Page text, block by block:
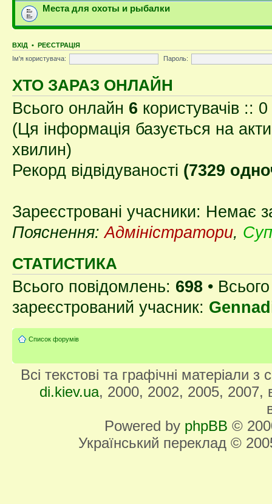
Места для охоты и рыбалки
ВХІД • РЕЄСТРАЦІЯ
Ім'я користувача:
Пароль:
ХТО ЗАРАЗ ОНЛАЙН
Всього онлайн 6 користувачів ::
(Ця інформація базується на
хвилин)
Рекорд відвідуваності (7329
Зареєстровані учасники: Немає
Пояснення:Адміністратори,
СТАТИСТИКА
Всього повідомлень: 698 •
зареєстрований учасник:
Список форумів
Всі текстові та графічні матеріали
di.kiev.ua, 2000, 2002, 2005, 2007,
Powered by phpBB ©
Український переклад ©